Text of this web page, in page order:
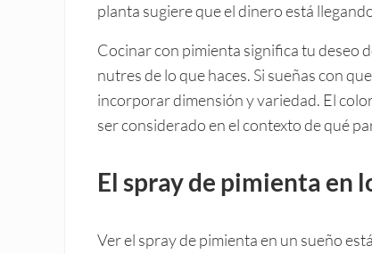
planta sugiere que el dinero está
Cocinar con pimienta significa tu deseo
nutres de lo que haces. Si sueñas con
incorporar dimensión y variedad. El
ser considerado en el contexto de qué
El spray de pimienta en
Ver el spray de pimienta en un sueño